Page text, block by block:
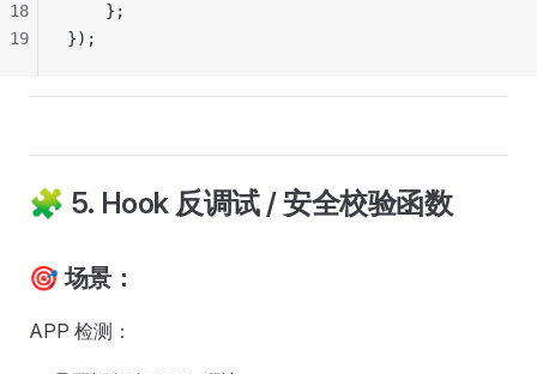
    };
});
18
19
🧩 5. Hook 反调试 / 安全校验函数
🎯 场景：
APP 检测：